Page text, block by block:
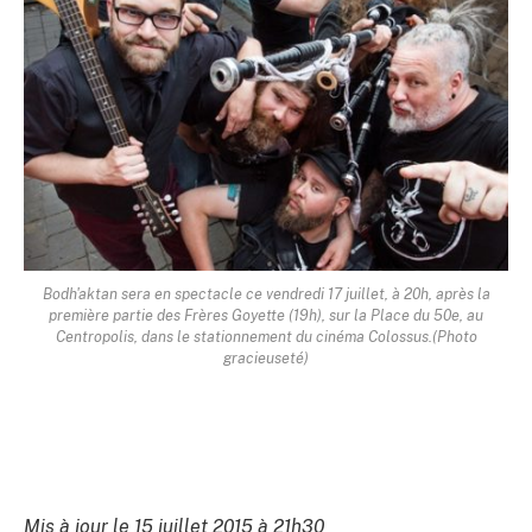
Bodh'aktan sera en spectacle ce vendredi 17 juillet, à 20h, après la
première partie des Frères Goyette (19h), sur la Place du 50e, au
Centropolis, dans le stationnement du cinéma Colossus. (Photo
gracieuseté)
Mis à jour le 15 juillet 2015 à 21h30